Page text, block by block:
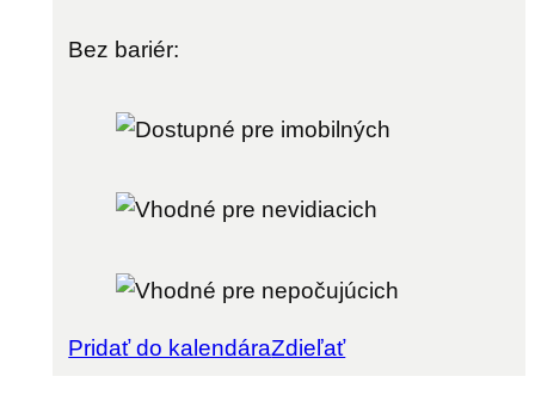
Bez bariér:
Pridať do kalendáraZdieľať